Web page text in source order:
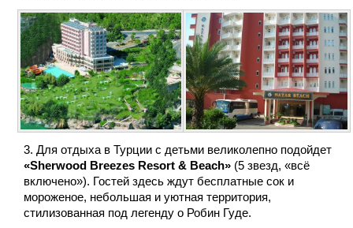
Для отдыха в Турции с детьми великолепно подойдет
«Sherwood Breezes Resort & Beach» (5 звезд, «всё
включено»). Гостей здесь ждут бесплатные сок и
мороженое, небольшая и уютная территория,
стилизованная под легенду о Робин Гуде.